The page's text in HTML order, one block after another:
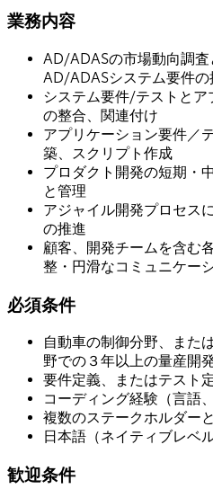
業務内容
AD/ADASの市場動向調
AD/ADASシステム要件の
システム要件/テストとア
の整合、関連付け
アプリケーション要件／
築、スクリプト作成
プロダクト開発の短期・
と管理
アジャイル開発プロセス
の推進
顧客、開発チームを含む
整・円滑なコミュニケー
必須条件
自動車の制御分野、また
野での３年以上の量産開
要件定義、またはテスト
コーディング経験（言語
複数のステークホルダー
日本語（ネイティブレベル
歓迎条件